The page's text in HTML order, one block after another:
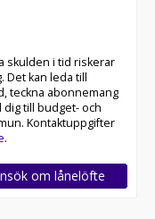
skulden i tid riskerar
Det kan leda till
teckna abonnemang
dig till budget- och
Kontaktuppgifter
.
om lånelöfte